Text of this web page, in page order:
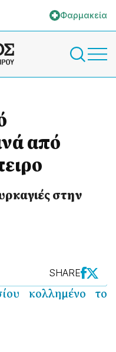
Φαρμακεία
από
στην
SHARE
κολλημένο το